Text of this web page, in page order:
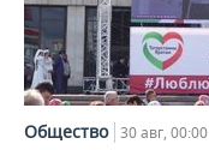
Общество 30 авг, 00:00